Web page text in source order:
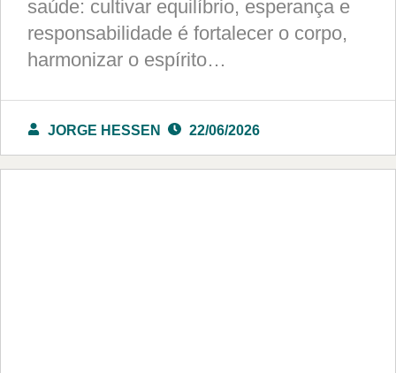
saúde: cultivar equilíbrio, esperança e
responsabilidade é fortalecer o corpo,
harmonizar o espírito…
JORGE HESSEN 22/06/2026